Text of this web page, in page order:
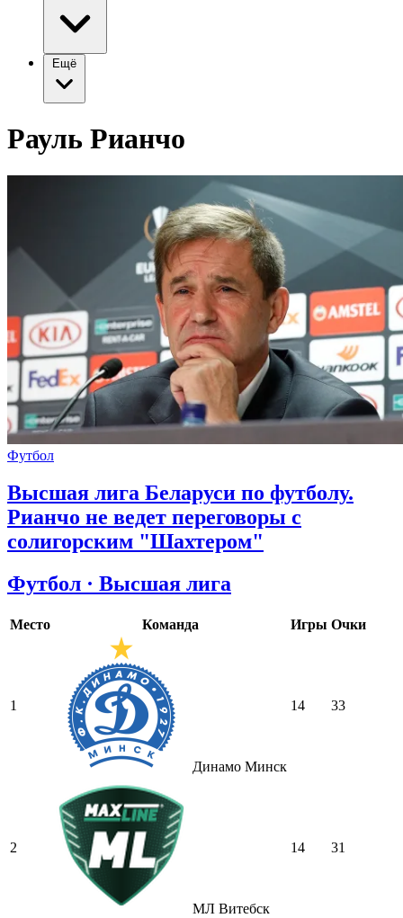
Ещё
Рауль Рианчо
Футбол
Высшая лига Беларуси по футболу.
Рианчо не ведет переговоры с
солигорским "Шахтером"
Футбол · Высшая лига
Место Команда Игры Очки
1
Динамо Минск
14 33
2
МЛ Витебск
14 31